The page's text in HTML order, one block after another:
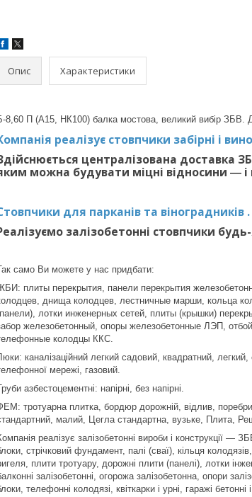
Опис Характеристики
8,60 П (А15, НК100) балка мостова, великий вибір ЗБВ.
реалізує стовпчики забірні і
централізована доставка
можна будувати міцні відносини ― і
для парканів та віноградників .
залізобетонні стовпчики
само Ви можете у нас придбати:
плиты перекрытия, панели перекрытия
днища колодцев, лестничные марши, кольца
лотки инженерных сетей, плиты (крышки)
железобетонный, опоры железобетонные ЛЭП,
колодцы ККС.
каналізаційний легкий садовий, квадратний,
мережі, газовий.
азбестоцементні: напірні, без напірні.
тротуарна плитка, бордюр дорожній, відлив,
малий, Цегла стандартна, вузьке, Плита,
реалізує залізобетонні вироби і конструкції ―
стрічковий фундамент, палі (сваї), кільця
плити тротуару, дорожні плити (панелі), лотки
залізобетонні, огорожа залізобетонна, опори
телефонні колодязі, квіткарки і урні, гаражі бетонні